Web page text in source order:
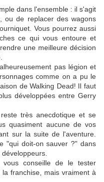
dans l'ensemble : il s'agit
ou de replacer des wagons
Vous pourrez aussi
ce qui vous entoure et
une meilleure décision
pas légion et
comme on a pu le
de Walking Dead! Il faut
développées entre Gerry
très anecdotique et se
quasiment aucune de vos
sur la suite de l'aventure.
"qui doit-on sauver ?" dans
conseille de le tester
franchise, mais vraiment à